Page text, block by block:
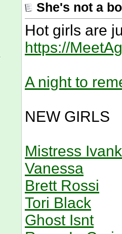
She's not a
Hot girls are
https://
A night to
NEW GIRLS
Mistress
Vanessa
Brett Rossi
Tori Black
Ghost Isnt